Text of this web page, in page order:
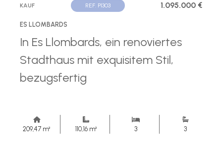
KAUF REF. P1303 1.095.000 €
ES LLOMBARDS
In Es Llombards, ein renoviertes
Stadthaus mit exquisitem Stil,
bezugsfertig
209,47 m² 110,16 m² 3 3